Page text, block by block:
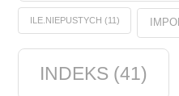
ILE.NIEPUSTYCH (11)
INDEKS (41)